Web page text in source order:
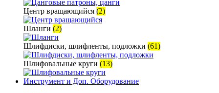
Центр вращающийся (2)
Шланги (2)
Шлифдиски, шлифленты, подложки (61)
Шлифовальные круги (13)
Инструмент и Доп. Оборудование